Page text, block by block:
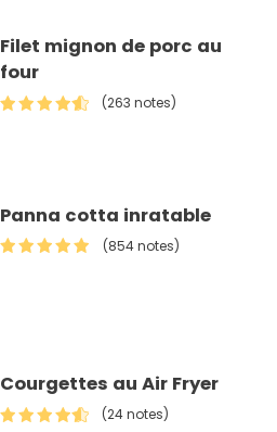
Filet mignon de porc au
four
(263 notes)
Panna cotta inratable
(854 notes)
Courgettes au Air Fryer
(24 notes)